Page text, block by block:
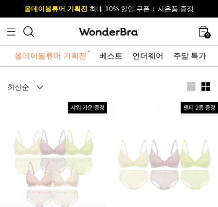
사이즈 무료 교환 서비스
올데이볼류머 기획전 최대 10% 할인 쿠폰 + 사은품 증정
사이즈 무료 교환 서비스
올데이볼류머 기획전 최대 10% 할인 쿠폰 + 사은품 증정
0
올데이볼류머 기획전 베스트 언더웨어 주말 특가